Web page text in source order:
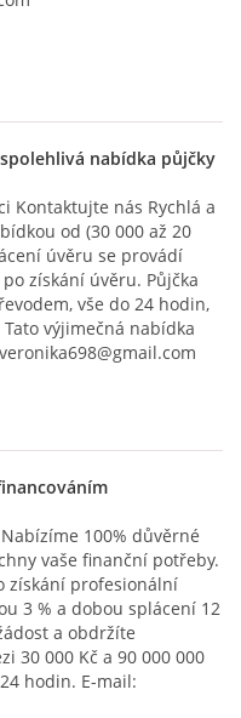
nabídka půjčky
Kontaktujte nás Rychlá a
od (30 000 až 20
úvěru se provádí
získání úvěru. Půjčka
vše do 24 hodin,
výjimečná nabídka
100% důvěrné
vaše finanční potřeby.
získání profesionální
3 % a dobou splácení 12
a obdržíte
30 000 Kč a 90 000 000
hodin. E-mail: